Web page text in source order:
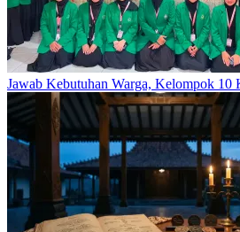
Jawab Kebutuhan Warga, Kelompok